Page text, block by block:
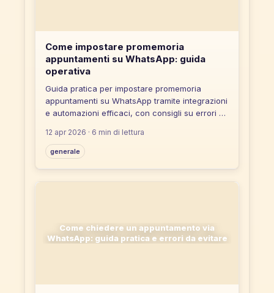
Come impostare promemoria
appuntamenti su WhatsApp: guida
operativa
Guida pratica per impostare promemoria
appuntamenti su WhatsApp tramite integrazioni
e automazioni efficaci, con consigli su errori da
12 apr 2026 · 6 min di lettura
generale
Come chiedere un appuntamento via
WhatsApp: guida pratica e errori da evitare